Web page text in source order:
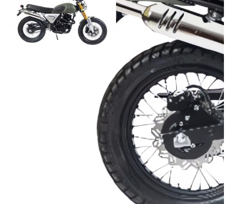
Мощность двигателя (л.с.):
Объём двигателя (куб.см):
Воздушный
электрический
Купить в один клик